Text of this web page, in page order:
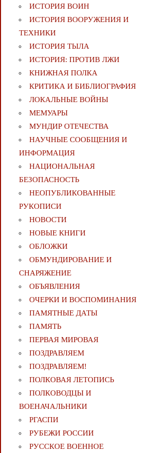
ИСТОРИЯ ВОИН
ИСТОРИЯ ВООРУЖЕНИЯ И
ТЕХНИКИ
ИСТОРИЯ ТЫЛА
ИСТОРИЯ: ПРОТИВ ЛЖИ
КНИЖНАЯ ПОЛКА
КРИТИКА И БИБЛИОГРАФИЯ
ЛОКАЛЬНЫЕ ВОЙНЫ
МЕМУАРЫ
МУНДИР ОТЕЧЕСТВА
НАУЧНЫЕ СООБЩЕНИЯ И
ИНФОРМАЦИЯ
НАЦИОНАЛЬНАЯ
БЕЗОПАСНОСТЬ
НЕОПУБЛИКОВАННЫЕ
РУКОПИСИ
НОВОСТИ
НОВЫЕ КНИГИ
ОБЛОЖКИ
ОБМУНДИРОВАНИЕ И
СНАРЯЖЕНИЕ
ОБЪЯВЛЕНИЯ
ОЧЕРКИ И ВОСПОМИНАНИЯ
ПАМЯТНЫЕ ДАТЫ
ПАМЯТЬ
ПЕРВАЯ МИРОВАЯ
ПОЗДРАВЛЯЕМ
ПОЗДРАВЛЯЕМ!
ПОЛКОВАЯ ЛЕТОПИСЬ
ПОЛКОВОДЦЫ И
ВОЕНАЧАЛЬНИКИ
РГАСПИ
РУБЕЖИ РОССИИ
РУССКОЕ ВОЕННОЕ